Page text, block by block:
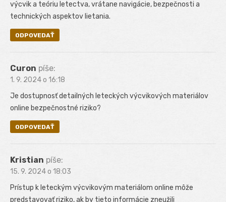
výcvik a teóriu letectva, vrátane navigácie, bezpečnosti a
technických aspektov lietania.
ODPOVEDAŤ
Curon píše:
1. 9. 2024 o 16:18
Je dostupnosť detailných leteckých výcvikových materiálov
online bezpečnostné riziko?
ODPOVEDAŤ
Kristian píše:
15. 9. 2024 o 18:03
Prístup k leteckým výcvikovým materiálom online môže
predstavovať riziko, ak by tieto informácie zneužili